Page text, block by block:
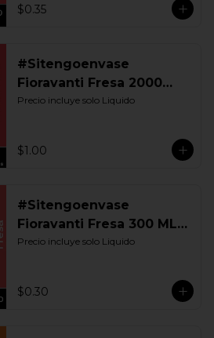
$0.35
#Sitengoenvase
Fioravanti Fresa 2000
ML. Retornable
Precio incluye solo Liquido
$1.00
#Sitengoenvase
Fioravanti Fresa 300 ML.
Retornable
Precio incluye solo Liquido
$0.30